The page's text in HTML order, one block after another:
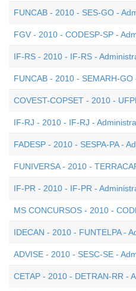
FUNCAB - 2010 - SES-GO -
FGV - 2010 - CODESP-SP -
IF-RS - 2010 - IF-RS -
FUNCAB - 2010 - SEMARH-
COVEST-COPSET - 2010 -
IF-RJ - 2010 - IF-RJ -
FADESP - 2010 - SESPA-PA -
FUNIVERSA - 2010 -
IF-PR - 2010 - IF-PR -
MS CONCURSOS - 2010 -
IDECAN - 2010 - FUNTELPA -
ADVISE - 2010 - SESC-SE -
CETAP - 2010 - DETRAN-RR -